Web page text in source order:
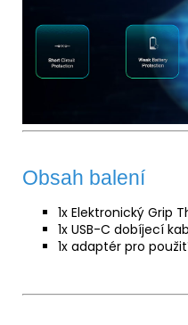
Obsah balení
1x Elektronický Grip
1x USB-C dobíjecí
1x adaptér pro